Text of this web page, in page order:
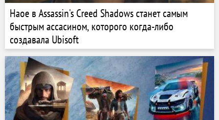
Наое в Assassin's Creed Shadows станет самым
быстрым ассасином, которого когда-либо
создавала Ubisoft